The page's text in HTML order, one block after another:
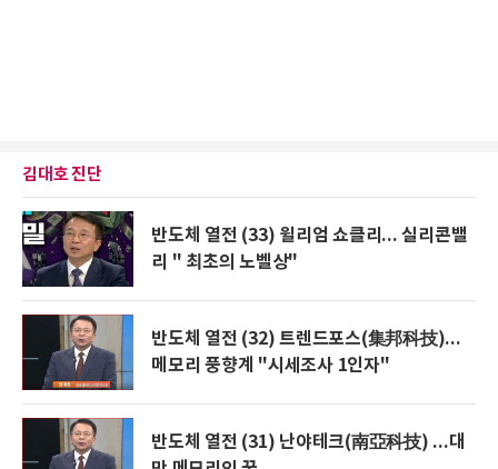
김대호 진단
반도체 열전 (33) 윌리엄 쇼클리... 실리콘밸
리 " 최초의 노벨상"
반도체 열전 (32) 트렌드포스(集邦科技)...
메모리 풍향계 "시세조사 1인자"
반도체 열전 (31) 난야테크(南亞科技) ...대